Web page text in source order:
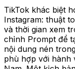
TikTok khác biệt
Instagram: thuật
và thời gian xem
chỉnh Prompt để
nội dung nén
phù hợp với hành